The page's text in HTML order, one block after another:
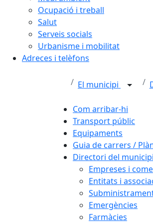
Ocupació i treball
Salut
Serveis socials
Urbanisme i mobilitat
Adreces i telèfons
El municipi
Com arribar-hi
Transport públic
Equipaments
Guia de carrers /
Directori del municipi
Empreses i
Entitats i
Emergències
Farmàcies